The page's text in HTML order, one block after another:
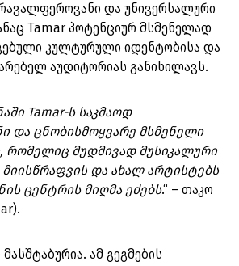
და უნივერსალური
Tamar პოტენციურ მსმენელად
კულტურული იდენტობისა და
აუდიტორიას განიხილავს.
Tamar-ს საკმაოდ
და ცნობისმოყვარე მსმენელი
რომელიც მუდმივად მუსიკალური
მიისწრაფვის და ახალ არტისტებს
ცენტრის მიღმა ეძებს.“ – თაკო
ამ გეგმების